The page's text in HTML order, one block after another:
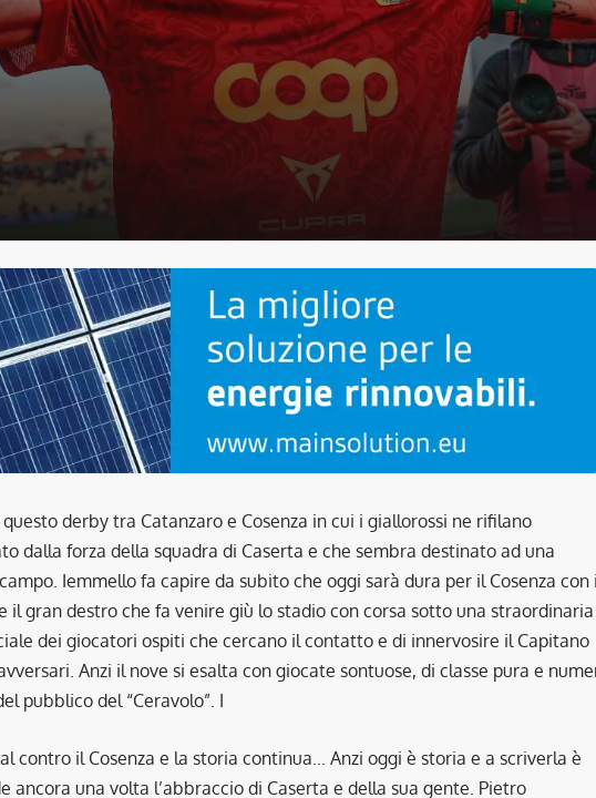
derby tra Catanzaro e Cosenza in cui i giallorossi ne rifilano
dalla forza della squadra di Caserta e che sembra destinato ad una
Iemmello fa capire da subito che oggi sarà dura per il Cosenza con
il gran destro che fa venire giù lo stadio con corsa sotto una straordinaria
dei giocatori ospiti che cercano il contatto e di innervosire il Capitano
Anzi il nove si esalta con giocate sontuose, di classe pura e
pubblico del “Ceravolo”. I
contro il Cosenza e la storia continua… Anzi oggi è storia e a scriverla è
ancora una volta l’abbraccio di Caserta e della sua gente. Pietro